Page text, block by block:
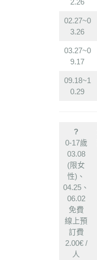
2.26
02.27~0
3.26
03.27~0
9.17
09.18~1
0.29
?
0-17歲
03.08
(限女
性)、
04.25、
06.02
免費
線上預
訂費
2.00€ /
人